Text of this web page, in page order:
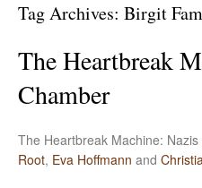
Tag Archives: Birgit
The Heartbreak
Chamber
The Heartbreak Machine:
Root, Eva Hoffmann and